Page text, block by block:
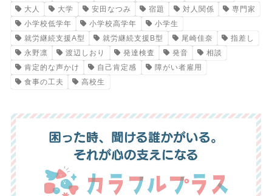
大人
大学 安田なつみ 宿題 対人関係
専門家
小学校低学年
小学校高学年
小学生
就労継続支援A型
就労継続支援B型 尾崎佳奈
指差し
永野凛
渡辺しおり 発達検査 発音
相談
肯定的な声かけ
自己肯定感
障がい者雇用
食事の工夫
高校生